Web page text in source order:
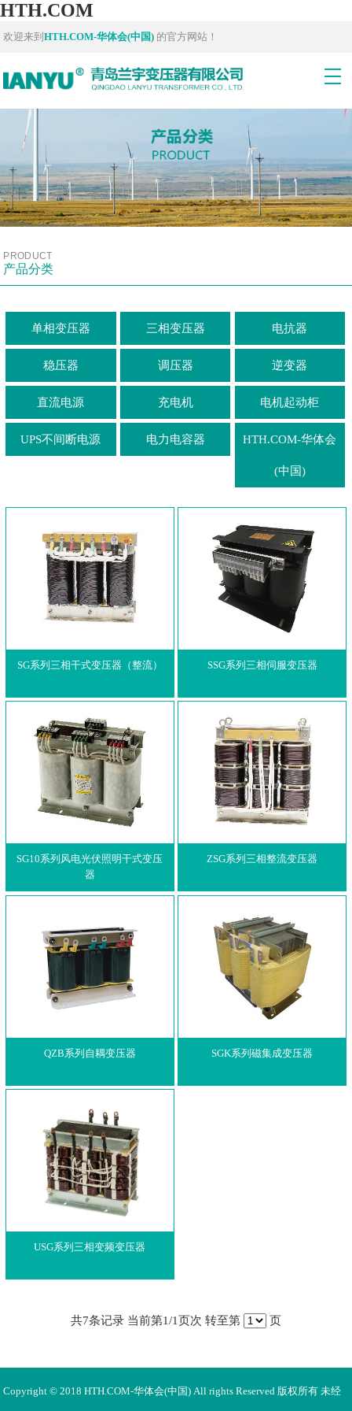
HTH.COM
欢迎来到HTH.COM-华体会(中国) 的官方网站！
PRODUCT
产品分类
单相变压器 三相变压器 电抗器
稳压器 调压器 逆变器
直流电源 充电机 电机起动柜
UPS不间断电源 电力电容器 HTH.COM-华体会
(中国)
SG系列三相干式变压器（整流） SSG系列三相伺服变压器
SG10系列风电光伏照明干式变压
器
ZSG系列三相整流变压器
QZB系列自耦变压器 SGK系列磁集成变压器
USG系列三相变频变压器
共7条记录 当前第1/1页次 转至第 页
Copyright © 2018 HTH.COM-华体会(中国) All rights Reserved 版权所有 未经